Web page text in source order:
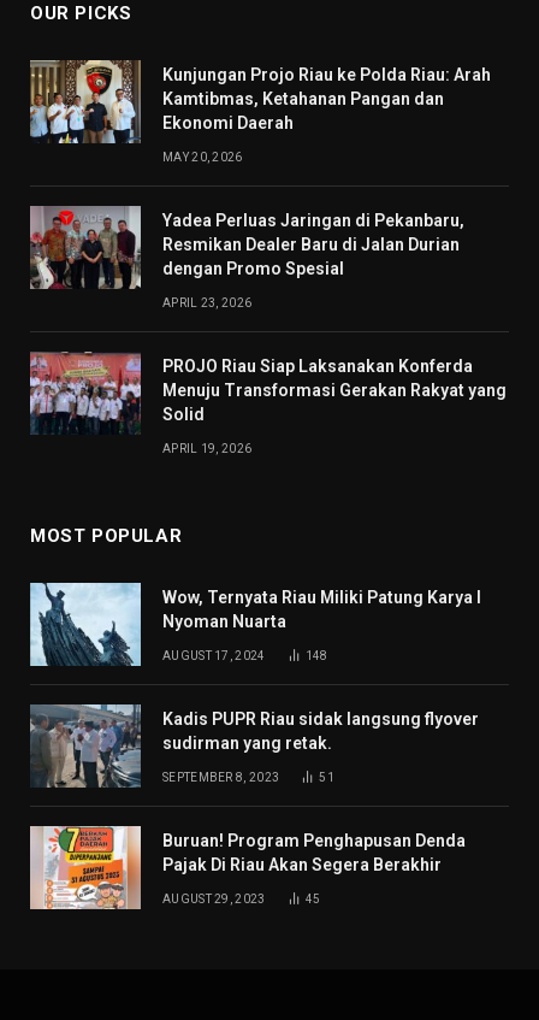
OUR PICKS
Kunjungan Projo Riau ke Polda Riau: Arah
Kamtibmas, Ketahanan Pangan dan
Ekonomi Daerah
MAY 20, 2026
Yadea Perluas Jaringan di Pekanbaru,
Resmikan Dealer Baru di Jalan Durian
dengan Promo Spesial
APRIL 23, 2026
PROJO Riau Siap Laksanakan Konferda
Menuju Transformasi Gerakan Rakyat yang
Solid
APRIL 19, 2026
MOST POPULAR
Wow, Ternyata Riau Miliki Patung Karya I
Nyoman Nuarta
AUGUST 17, 2024 148
Kadis PUPR Riau sidak langsung flyover
sudirman yang retak.
SEPTEMBER 8, 2023 51
Buruan! Program Penghapusan Denda
Pajak Di Riau Akan Segera Berakhir
AUGUST 29, 2023 45